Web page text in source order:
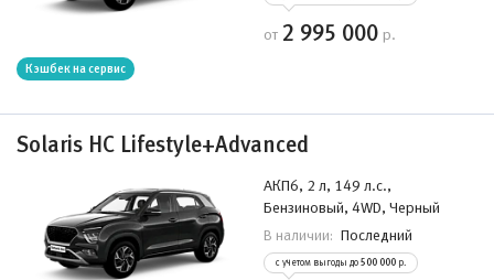
от 2 995 000 р.
Кэшбек на сервис
Solaris HC Lifestyle+Advanced
АКП6, 2 л, 149 л.с.,
Бензиновый, 4WD, Черный
В наличии: Последний
с учетом выгоды до 500 000 р.